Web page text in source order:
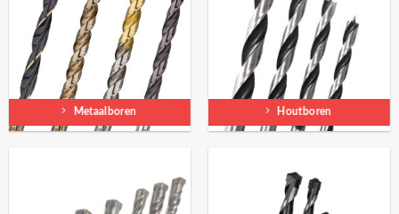
Metaalboren Houtboren